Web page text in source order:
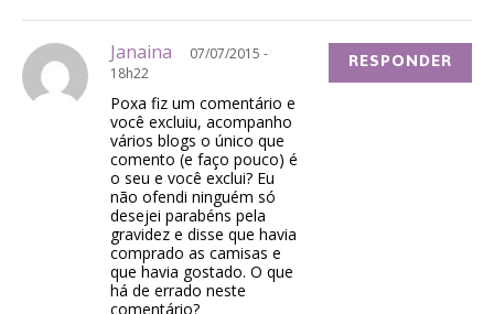
Janaina
07/07/2015 -
18h22
Poxa fiz um comentário e
você excluiu, acompanho
vários blogs o único que
comento (e faço pouco) é
o seu e você exclui? Eu
não ofendi ninguém só
desejei parabéns pela
gravidez e disse que havia
comprado as camisas e
que havia gostado. O que
há de errado neste
comentário?
RESPONDER